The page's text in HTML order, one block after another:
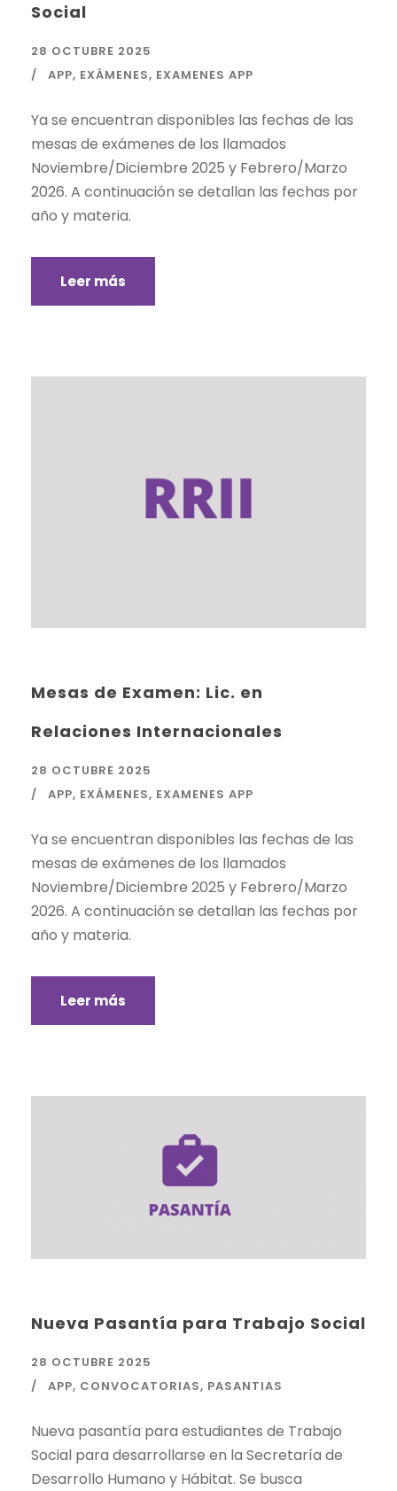
Social
28 OCTUBRE 2025
APP, EXÁMENES, EXAMENES APP
Ya se encuentran disponibles las fechas de las
mesas de exámenes de los llamados
Noviembre/Diciembre 2025 y Febrero/Marzo
2026. A continuación se detallan las fechas por
año y materia.
Leer más
Mesas de Examen: Lic. en
Relaciones Internacionales
28 OCTUBRE 2025
APP, EXÁMENES, EXAMENES APP
Ya se encuentran disponibles las fechas de las
mesas de exámenes de los llamados
Noviembre/Diciembre 2025 y Febrero/Marzo
2026. A continuación se detallan las fechas por
año y materia.
Leer más
Nueva Pasantía para Trabajo Social
28 OCTUBRE 2025
APP, CONVOCATORIAS, PASANTIAS
Nueva pasantía para estudiantes de Trabajo
Social para desarrollarse en la Secretaría de
Desarrollo Humano y Hábitat. Se busca